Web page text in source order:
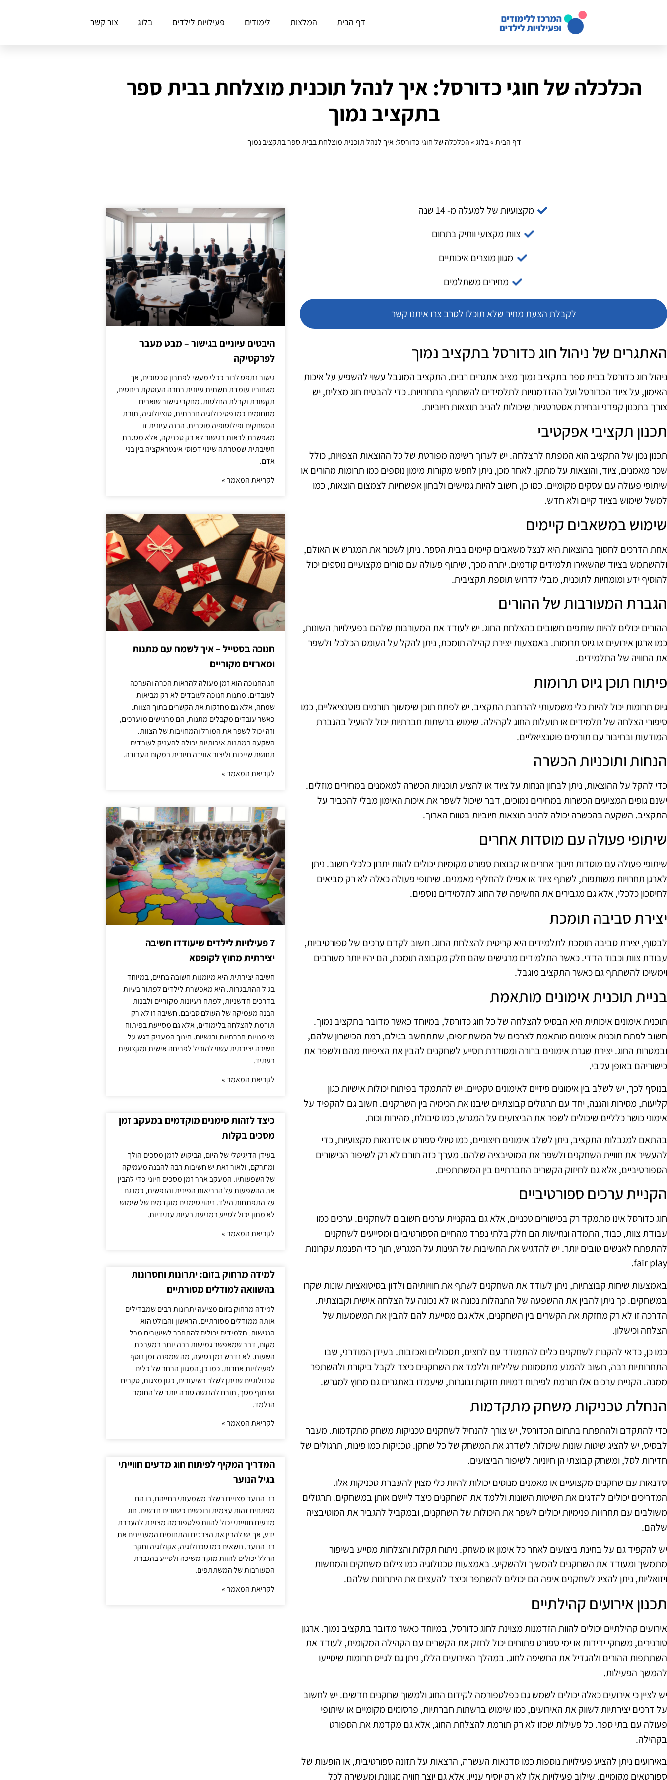
דף הבית המלצות לימודים פעילויות לילדים בלוג צור קשר
הכלכלה של חוגי כדורסל: איך לנהל תוכנית מוצלחת בבית ספר
בתקציב נמוך
דף הבית»בלוג»הכלכלה של חוגי כדורסל: איך לנהל תוכנית מוצלחת בבית ספר בתקציב נמוך
מקצועיות של למעלה מ- 14 שנה
צוות מקצועי וותיק בתחום
מגוון מוצרים איכותיים
מחירים משתלמים
לקבלת הצעת מחיר שלא תוכלו לסרב צרו איתנו קשר
האתגרים של ניהול חוג כדורסל בתקציב נמוך
ניהול חוג כדורסל בבית ספר בתקציב נמוך מציב אתגרים רבים. התקציב המוגבל עשוי להשפיע על איכות
האימון, על ציוד הכדורסל ועל ההזדמנויות לתלמידים להשתתף בתחרויות. כדי להבטיח חוג מצליח, יש
צורך בתכנון קפדני ובחירת אסטרטגיות שיכולות להניב תוצאות חיוביות.
תכנון תקציבי אפקטיבי
תכנון נכון של התקציב הוא המפתח להצלחה. יש לערוך רשימה מפורטת של כל ההוצאות הצפויות, כולל
שכר מאמנים, ציוד, והוצאות על מתקן. לאחר מכן, ניתן לחפש מקורות מימון נוספים כמו תרומות מהורים או
שיתופי פעולה עם עסקים מקומיים. כמו כן, חשוב להיות גמישים ולבחון אפשרויות לצמצום הוצאות, כמו
למשל שימוש בציוד קיים ולא חדש.
שימוש במשאבים קיימים
אחת הדרכים לחסוך בהוצאות היא לנצל משאבים קיימים בבית הספר. ניתן לשכור את המגרש או האולם,
ולהשתמש בציוד שהשאירו תלמידים קודמים. יתרה מכך, שיתוף פעולה עם מורים מקצועיים נוספים יכול
להוסיף ידע ומומחיות לתוכנית, מבלי לדרוש תוספת תקציבית.
הגברת המעורבות של ההורים
ההורים יכולים להיות שותפים חשובים בהצלחת החוג. יש לעודד את המעורבות שלהם בפעילויות השונות,
כמו ארגון אירועים או גיוס תרומות. באמצעות יצירת קהילה תומכת, ניתן להקל על העומס הכלכלי ולשפר
את החוויה של התלמידים.
פיתוח תוכן גיוס תרומות
גיוס תרומות יכול להיות כלי משמעותי להרחבת התקציב. יש לפתח תוכן שימשוך תורמים פוטנציאליים, כמו
סיפורי הצלחה של תלמידים או תועלות החוג לקהילה. שימוש ברשתות חברתיות יכול להועיל בהגברת
המודעות ובחיבור עם תורמים פוטנציאליים.
הנחות ותוכניות הכשרה
כדי להקל על ההוצאות, ניתן לבחון הנחות על ציוד או להציע תוכניות הכשרה למאמנים במחירים מוזלים.
ישנם גופים המציעים הכשרות במחירים נמוכים, דבר שיכול לשפר את איכות האימון מבלי להכביד על
התקציב. השקעה בהכשרה יכולה להניב תוצאות חיוביות בטווח הארוך.
שיתופי פעולה עם מוסדות אחרים
שיתופי פעולה עם מוסדות חינוך אחרים או קבוצות ספורט מקומיות יכולים להוות יתרון כלכלי חשוב. ניתן
לארגן תחרויות משותפות, לשתף ציוד או אפילו להחליף מאמנים. שיתופי פעולה כאלה לא רק מביאים
לחיסכון כלכלי, אלא גם מגבירים את החשיפה של החוג לתלמידים נוספים.
יצירת סביבה תומכת
לבסוף, יצירת סביבה תומכת לתלמידים היא קריטית להצלחת החוג. חשוב לקדם ערכים של ספורטיביות,
עבודת צוות וכבוד הדדי. כאשר התלמידים מרגישים שהם חלק מקבוצה תומכת, הם יהיו יותר מעורבים
וימשיכו להשתתף גם כאשר התקציב מוגבל.
בניית תוכנית אימונים מותאמת
תוכנית אימונים איכותית היא הבסיס להצלחה של כל חוג כדורסל, במיוחד כאשר מדובר בתקציב נמוך.
חשוב לפתח תוכנית אימונים מותאמת לצרכים של המשתתפים, שתתחשב בגילם, רמת הכישרון שלהם,
ובמטרות החוג. יצירת שגרת אימונים ברורה ומסודרת תסייע לשחקנים להבין את הציפיות מהם ולשפר את
כישוריהם באופן עקבי.
בנוסף לכך, יש לשלב בין אימונים פיזיים לאימונים טקטיים. יש להתמקד בפיתוח יכולות אישיות כגון
קליעות, מסירות והגנה, יחד עם תרגולים קבוצתיים שיבנו את הכימיה בין השחקנים. חשוב גם להקפיד על
אימוני כושר כלליים שיכולים לשפר את הביצועים על המגרש, כמו סיבולת, מהירות וכוח.
בהתאם למגבלות התקציב, ניתן לשלב אימונים חיצוניים, כמו טיולי ספורט או סדנאות מקצועיות, כדי
להעשיר את חוויית השחקנים ולשפר את המוטיבציה שלהם. מערך כזה תורם לא רק לשיפור הכישורים
הספורטיביים, אלא גם לחיזוק הקשרים החברתיים בין המשתתפים.
הקניית ערכים ספורטיביים
חוג כדורסל אינו מתמקד רק בכישורים טכניים, אלא גם בהקניית ערכים חשובים לשחקנים. ערכים כמו
עבודת צוות, כבוד, התמדה ונחישות הם חלק בלתי נפרד מהחיים הספורטיביים ומסייעים לשחקנים
להתפתח לאנשים טובים יותר. יש להדגיש את החשיבות של הגינות על המגרש, תוך כדי הפנמת עקרונות
fair play.
באמצעות שיחות קבוצתיות, ניתן לעודד את השחקנים לשתף את חוויותיהם ולדון בסיטואציות שונות שקרו
במשחקים. כך ניתן להבין את ההשפעה של התנהלות נכונה או לא נכונה על הצלחה אישית וקבוצתית.
הדרכה זו לא רק מחזקת את הקשרים בין השחקנים, אלא גם מסייעת להם להבין את המשמעות של
הצלחה וכישלון.
כמו כן, כדאי להקנות לשחקנים כלים להתמודד עם לחצים, תסכולים ואכזבות. בעידן המודרני, שבו
התחרותיות רבה, חשוב להמנע מתסמונות שליליות וללמד את השחקנים כיצד לקבל ביקורת ולהשתפר
ממנה. הקניית ערכים אלו תורמת לפיתוח דמויות חזקות ובוגרות, שיעמדו באתגרים גם מחוץ למגרש.
הנחלת טכניקות משחק מתקדמות
כדי להתקדם ולהתפתח בתחום הכדורסל, יש צורך להנחיל לשחקנים טכניקות משחק מתקדמות. מעבר
לבסיס, יש להציג שיטות שונות שיכולות לשדרג את המשחק של כל שחקן. טכניקות כמו פינות, תרגולים של
חדירות לסל, ומשחק קבוצתי הן חיוניות לשיפור הביצועים.
סדנאות עם שחקנים מקצועיים או מאמנים מנוסים יכולות להיות כלי מצוין להעברת טכניקות אלו.
המדריכים יכולים להדגים את השיטות השונות וללמד את השחקנים כיצד ליישם אותן במשחקים. תרגולים
משולבים עם תחרויות פנימיות יכולים לשפר את היכולות של השחקנים, ובמקביל להגביר את המוטיבציה
שלהם.
יש להקפיד גם על בחינת ביצועים לאחר כל אימון או משחק. ניתוח תקלות והצלחות מסייע בשיפור
מתמשך ומעודד את השחקנים להמשיך ולהשקיע. באמצעות טכנולוגיה כמו צילום משחקים והמחשות
ויזואליות, ניתן להציג לשחקנים איפה הם יכולים להשתפר וכיצד להעצים את היתרונות שלהם.
תכנון אירועים קהילתיים
אירועים קהילתיים יכולים להוות הזדמנות מצוינת לחוג כדורסל, במיוחד כאשר מדובר בתקציב נמוך. ארגון
טורנירים, משחקי ידידות או ימי ספורט פתוחים יכול לחזק את הקשרים עם הקהילה המקומית, לעודד את
השתתפות ההורים ולהגדיל את החשיפה לחוג. במהלך האירועים הללו, ניתן גם לגייס תרומות שיסייעו
להמשך הפעילות.
יש לציין כי אירועים כאלה יכולים לשמש גם כפלטפורמה לקידום החוג ולמשוך שחקנים חדשים. יש לחשוב
על דרכים יצירתיות לשווק את האירועים, כמו שימוש ברשתות חברתיות, פרסומים מקומיים או שיתופי
פעולה עם בתי ספר. כל פעילות שכזו לא רק תורמת להצלחת החוג, אלא גם מקדמת את הספורט
בקהילה.
באירועים ניתן להציע פעילויות נוספות כמו סדנאות העשרה, הרצאות על תזונה ספורטיבית, או הופעות של
ספורטאים מקומיים. שילוב פעילויות אלו לא רק יוסיף עניין, אלא גם יוצר חוויה מגוונת ומעשירה לכל
היבטים עיוניים בגישור – מבט מעבר
לפרקטיקה
גישור נתפס לרוב ככלי מעשי לפתרון סכסוכים, אך
מאחוריו עומדת תשתית עיונית רחבה העוסקת ביחסים,
תקשורת וקבלת החלטות. מחקרי גישור שואבים
מתחומים כמו פסיכולוגיה חברתית, סוציולוגיה, תורת
המשחקים ופילוסופיה מוסרית. הבנה עיונית זו
מאפשרת לראות בגישור לא רק טכניקה, אלא מסגרת
חשיבתית שמטרתה שינוי דפוסי אינטראקציה בין בני
אדם.
לקריאת המאמר »
חנוכה בסטייל – איך לשמח עם מתנות
ומארזים מקוריים
חג החנוכה הוא זמן מעולה להראות הכרה והערכה
לעובדים. מתנות חנוכה לעובדים לא רק מביאות
שמחה, אלא גם מחזקות את הקשרים בתוך הצוות.
כאשר עובדים מקבלים מתנות, הם מרגישים מוערכים,
וזה יכול לשפר את המורל והמחויבות של הצוות.
השקעה במתנות איכותיות יכולה להעניק לעובדים
תחושת שייכות וליצור אווירה חיובית במקום העבודה.
לקריאת המאמר »
7 פעילויות לילדים שיעודדו חשיבה
יצירתית מחוץ לקופסא
חשיבה יצירתית היא מיומנות חשובה בחיים, במיוחד
בגיל ההתבגרות. היא מאפשרת לילדים לפתור בעיות
בדרכים חדשניות, לפתח רעיונות מקוריים ולבנות
הבנה מעמיקה של העולם סביבם. חשיבה זו לא רק
תורמת להצלחה בלימודים, אלא גם מסייעת בפיתוח
מיומנויות חברתיות ורגשיות. חינוך המעניק דגש על
חשיבה יצירתית עשוי להוביל לפריחה אישית ומקצועית
בעתיד.
לקריאת המאמר »
כיצד לזהות סימנים מוקדמים במעקב זמן
מסכים בקלות
בעידן הדיגיטלי של היום, הביקוש לזמן מסכים הולך
ומתרקם, ולאור זאת יש חשיבות רבה להבנה מעמיקה
של השפעותיו. המעקב אחר זמן מסכים חיוני כדי להבין
את ההשפעות על הבריאות הפיזית והנפשית, כמו גם
על התפתחות הילד. זיהוי סימנים מוקדמים של שימוש
לא מתון יכול לסייע במניעת בעיות עתידיות.
לקריאת המאמר »
למידה מרחוק בזום: יתרונות וחסרונות
בהשוואה למודלים מסורתיים
למידה מרחוק בזום מציעה יתרונות רבים שמבדילים
אותה ממודלים מסורתיים. הראשון והבולט הוא
הנגישות. תלמידים יכולים להתחבר לשיעורים מכל
מקום, דבר שמאפשר גמישות רבה יותר במערכת
השעות. לא נדרש זמן נסיעה, מה שמפנה זמן נוסף
לפעילויות אחרות. כמו כן, המגוון הרחב של כלים
טכנולוגיים שניתן לשלב בשיעורים, כגון מצגות, סקרים
ושיתוף מסך, תורם להנגשה טובה יותר של החומר
הנלמד.
לקריאת המאמר »
המדריך המקיף לפיתוח חוג מדעים חווייתי
בגיל הנוער
בני הנוער מצויים בשלב משמעותי בחייהם, בו הם
מפתחים זהות עצמית ורוכשים כישורים חדשים. חוג
מדעים חווייתי יכול להוות פלטפורמה מצוינת להעברת
ידע, אך יש להבין את הצרכים והתחומים המעניינים את
בני הנוער. נושאים כמו טכנולוגיה, אקולוגיה וחקר
החלל יכולים להוות מוקד משיכה ולסייע בהגברת
המעורבות של המשתתפים.
לקריאת המאמר »